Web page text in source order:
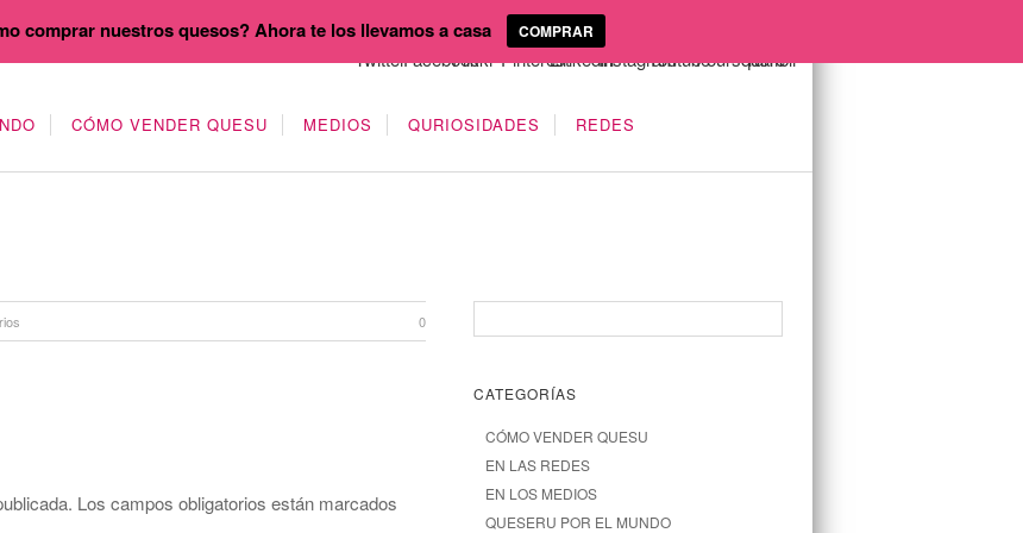
CÓMO VENDER QUESU MEDIOS QURIOSIDADES REDES
0
Los campos obligatorios están marcados
CATEGORÍAS
CÓMO VENDER QUESU
EN LAS REDES
EN LOS MEDIOS
QUESERU POR EL MUNDO
comprar nuestros quesos? Ahora te los llevamos a casa COMPRAR